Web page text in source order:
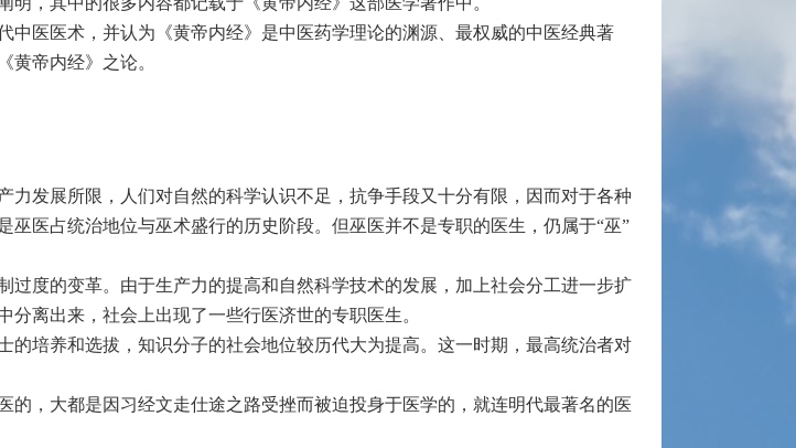
中医医术，并认为《黄帝内经》是中医药学理论的渊源、最权威的中医经典著
黄帝内经》之论。
力发展所限，人们对自然的科学认识不足，抗争手段又十分有限，因而对于各种
巫医占统治地位与巫术盛行的历史阶段。但巫医并不是专职的医生，仍属于“巫”
过度的变革。由于生产力的提高和自然科学技术的发展，加上社会分工进一步扩
离出来，社会上出现了一些行医济世的专职医生。
的培养和选拔，知识分子的社会地位较历代大为提高。这一时期，最高统治者对
的，大都是因习经文走仕途之路受挫而被迫投身于医学的，就连明代最著名的医